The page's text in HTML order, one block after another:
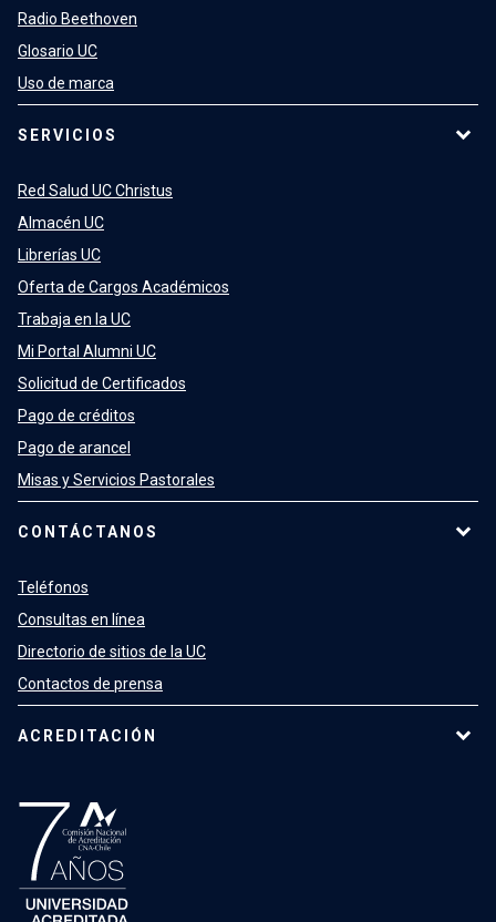
Radio Beethoven
Glosario UC
Uso de marca
SERVICIOS
Red Salud UC Christus
Almacén UC
Librerías UC
Oferta de Cargos Académicos
Trabaja en la UC
Mi Portal Alumni UC
Solicitud de Certificados
Pago de créditos
Pago de arancel
Misas y Servicios Pastorales
CONTÁCTANOS
Teléfonos
Consultas en línea
Directorio de sitios de la UC
Contactos de prensa
ACREDITACIÓN